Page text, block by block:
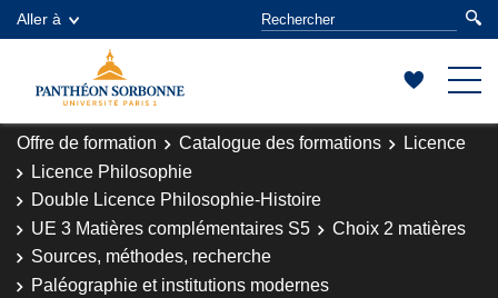
Aller à
Offre de formation Catalogue des formations
Licence
Licence Philosophie
Double Licence Philosophie-Histoire
UE 3 Matières complémentaires S5
Choix 2 matières
Sources, méthodes, recherche
Paléographie et institutions modernes